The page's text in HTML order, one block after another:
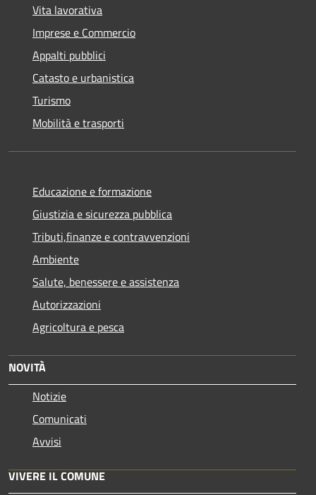
Vita lavorativa
Imprese e Commercio
Appalti pubblici
Catasto e urbanistica
Turismo
Mobilità e trasporti
Educazione e formazione
Giustizia e sicurezza pubblica
Tributi,finanze e contravvenzioni
Ambiente
Salute, benessere e assistenza
Autorizzazioni
Agricoltura e pesca
NOVITÀ
Notizie
Comunicati
Avvisi
VIVERE IL COMUNE